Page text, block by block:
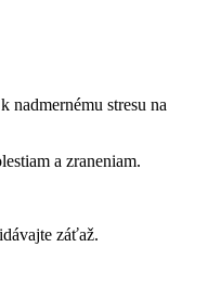
stresu na
a zraneniam.
záťaž.